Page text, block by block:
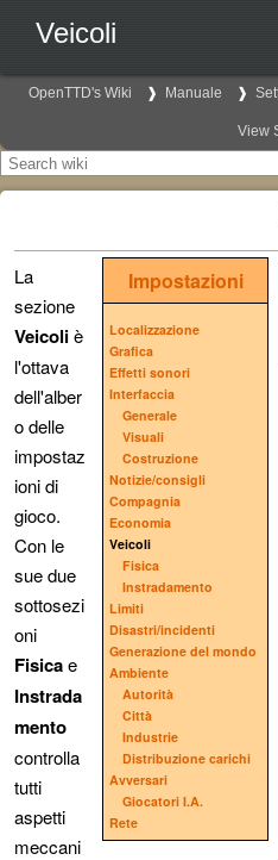
Veicoli
OpenTTD's Wiki Manuale
View
Impostazioni
Localizzazione
Grafica
Effetti sonori
Interfaccia
Generale
Visuali
Costruzione
Notizie/consigli
Compagnia
Economia
Veicoli
Fisica
Instradamento
Limiti
Disastri/incidenti
Generazione del mondo
Ambiente
Autorità
Città
Industrie
Distribuzione carichi
Avversari
Giocatori I.A.
Rete
La
sezione
Veicoliè
l'ottava
dell'alber
o delle
impostaz
ioni di
gioco.
Con le
sue due
sottosezi
oni
Fisicae
Instrada
mento
controlla
tutti
aspetti
meccani